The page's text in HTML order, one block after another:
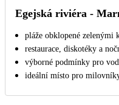
Egejská riviéra -
pláže obklopené zelenými
restaurace, diskotéky a
výborné podmínky pro
ideální místo pro